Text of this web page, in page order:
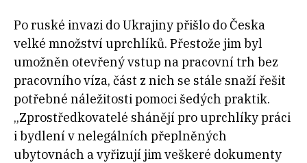
Po ruské invazi do Ukrajiny přišlo do Česka
velké množství uprchlíků. Přestože jim byl
umožněn otevřený vstup na pracovní trh bez
pracovního víza, část z nich se stále snaží řešit
potřebné náležitosti pomoci šedých praktik.
„Zprostředkovatelé shánějí pro uprchlíky práci
i bydlení v nelegálních přeplněných
ubytovnách a vyřizují jim veškeré dokumenty